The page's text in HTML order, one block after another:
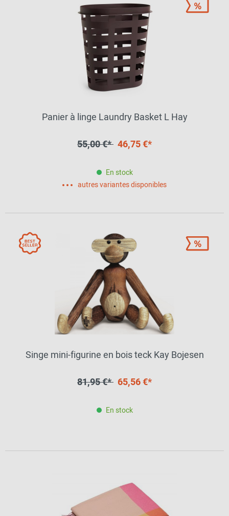
Panier à linge Laundry Basket L Hay
55,00 €* 46,75 €*
En stock
autres variantes disponibles
Singe mini-figurine en bois teck Kay Bojesen
81,95 €* 65,56 €*
En stock